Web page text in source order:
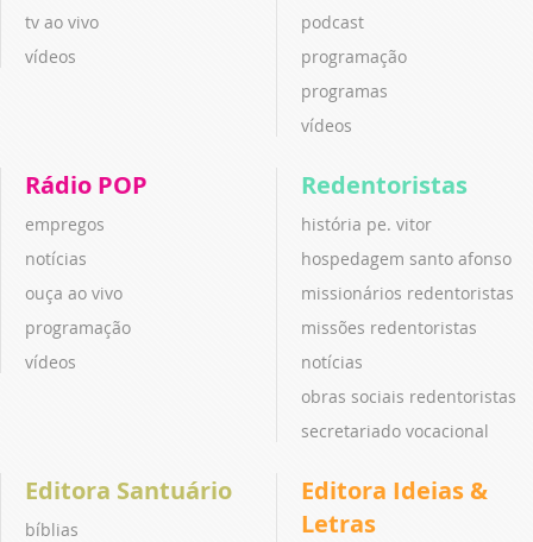
tv ao vivo
vídeos
podcast
programação
programas
vídeos
Rádio POP
empregos
notícias
ouça ao vivo
programação
vídeos
Redentoristas
história pe. vitor
hospedagem santo afonso
missionários redentoristas
missões redentoristas
notícias
obras sociais redentoristas
secretariado vocacional
Editora Santuário
bíblias
Editora Ideias &
Letras